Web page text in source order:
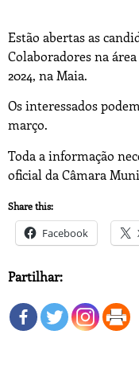
Estão abertas as
Colaboradores na
2024, na Maia.
Os interessados
março.
Toda a informação
oficial da Câmara
Share this:
Facebook
Partilhar: